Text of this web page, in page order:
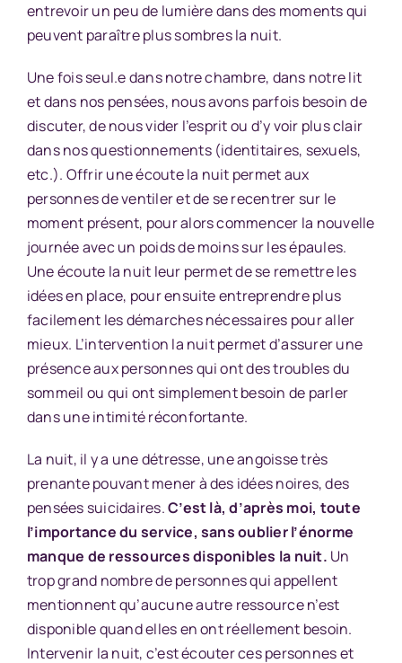
entrevoir un peu de lumière dans des moments qui
peuvent paraître plus sombres la nuit.
Une fois seul.e dans notre chambre, dans notre lit
et dans nos pensées, nous avons parfois besoin de
discuter, de nous vider l’esprit ou d’y voir plus clair
dans nos questionnements (identitaires, sexuels,
etc.). Offrir une écoute la nuit permet aux
personnes de ventiler et de se recentrer sur le
moment présent, pour alors commencer la nouvelle
journée avec un poids de moins sur les épaules.
Une écoute la nuit leur permet de se remettre les
idées en place, pour ensuite entreprendre plus
facilement les démarches nécessaires pour aller
mieux. L’intervention la nuit permet d’assurer une
présence aux personnes qui ont des troubles du
sommeil ou qui ont simplement besoin de parler
dans une intimité réconfortante.
La nuit, il y a une détresse, une angoisse très
prenante pouvant mener à des idées noires, des
pensées suicidaires.C’est là, d’après moi, toute
l’importance du service, sans oublier l’énorme
manque de ressources disponibles la nuit. Un
trop grand nombre de personnes qui appellent
mentionnent qu’aucune autre ressource n’est
disponible quand elles en ont réellement besoin.
Intervenir la nuit, c’est écouter ces personnes et